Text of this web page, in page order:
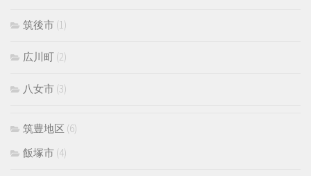
筑後市 (1)
広川町 (2)
八女市 (3)
筑豊地区 (6)
飯塚市 (4)